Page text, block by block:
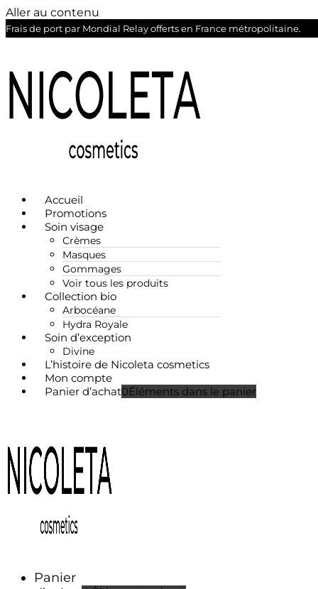
Aller au contenu
Frais de port par Mondial Relay offerts en France métropolitaine.
Accueil
Promotions
Soin visage
Crèmes
Masques
Gommages
Voir tous les produits
Collection bio
Arbocéane
Hydra Royale
Soin d’exception
Divine
L’histoire de Nicoleta cosmetics
Mon compte
Panier d’achat0Éléments dans le panier
Panier